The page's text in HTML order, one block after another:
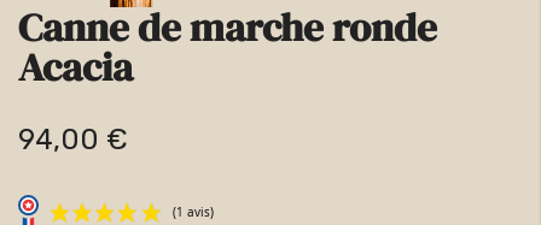
Passer
au
de
Galerie
Canne de marche ronde
Acacia
94,00 €